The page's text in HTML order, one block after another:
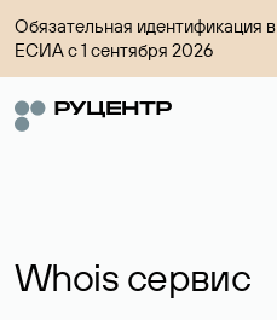
Обязательная идентификация в
ЕСИА с 1 сентября 2026
Whois сервис